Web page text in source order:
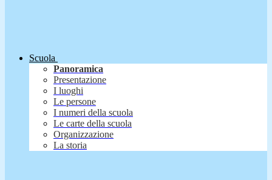
Scuola
Panoramica
Presentazione
I luoghi
Le persone
I numeri della scuola
Le carte della scuola
Organizzazione
La storia